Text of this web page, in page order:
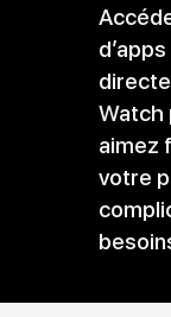
Watch
aimez
votre